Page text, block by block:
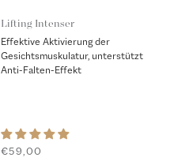
Lifting Intenser
Effektive Aktivierung der
Gesichtsmuskulatur, unterstützt
Anti-Falten-Effekt
€59,00